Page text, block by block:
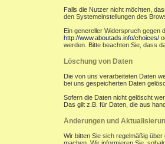
Falls die Nutzer nicht möchten,
den Systemeinstellungen des
Ein genereller Widerspruch gegen
http://www.aboutads.info/choices/
werden. Bitte beachten Sie, dass
Löschung von Daten
Die von uns verarbeiteten Daten
bei uns gespeicherten Daten
Sofern die Daten nicht gelöscht
Das gilt z.B. für Daten, die aus
Änderungen und
Wir bitten Sie sich regelmäßig